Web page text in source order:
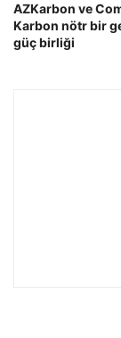
AZKarbon ve
Karbon nötr bir
güç birliği